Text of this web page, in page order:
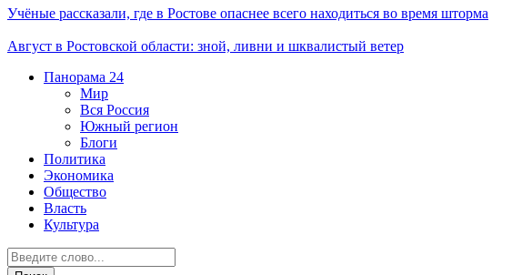
Учёные рассказали, где в Ростове опаснее всего находиться во время шторма
Август в Ростовской области: зной, ливни и шквалистый ветер
Панорама 24
Мир
Вся Россия
Южный регион
Блоги
Политика
Экономика
Общество
Власть
Культура